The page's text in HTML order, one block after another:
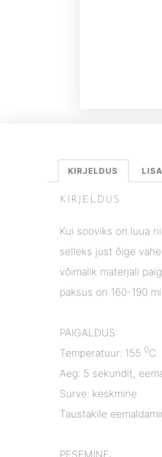
KIRJELDUS
KIRJELDUS
Kui sooviks on luua
selleks just õige
võimalik materjali
paksus on 160-190
PAIGALDUS:
Temperatuur: 155 0C
Aeg: 5 sekundit,
Surve: keskmine
Taustakile